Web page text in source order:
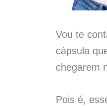
Vou te
cápsula
chegarem
Pois é,